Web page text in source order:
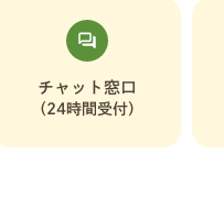
チャット窓口
（24時間受付）